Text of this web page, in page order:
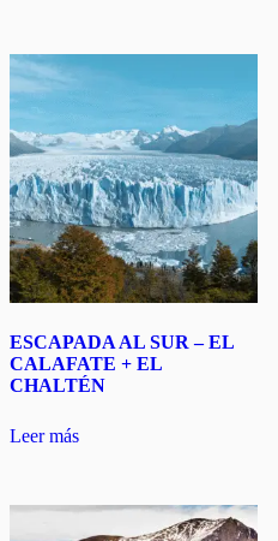
ESCAPADA AL SUR – EL
CALAFATE + EL
CHALTÉN
Leer más